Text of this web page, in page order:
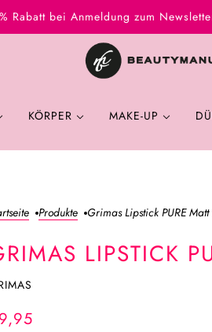
Rabatt bei Anmeldung zum
KÖRPER MAKE-UP
Produkte Grimas Lipstick PURE
LIPSTICK